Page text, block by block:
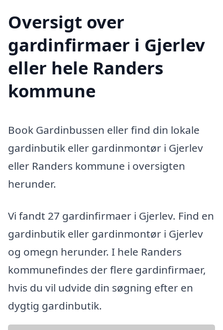
Oversigt over
gardinfirmaer i Gjerlev
eller hele Randers
kommune
Book Gardinbussen eller find din lokale
gardinbutik eller gardinmontør i Gjerlev
eller Randers kommune i oversigten
herunder.
Vi fandt 27 gardinfirmaer i Gjerlev. Find en
gardinbutik eller gardinmontør i Gjerlev
og omegn herunder. I hele Randers
kommunefindes der flere gardinfirmaer,
hvis du vil udvide din søgning efter en
dygtig gardinbutik.